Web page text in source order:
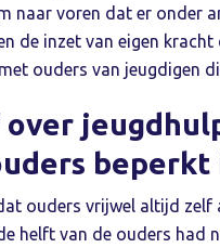
naar voren dat er onder
de inzet van eigen
ouders van jeugdigen
ouders vrijwel altijd zelf
helft van de ouders had